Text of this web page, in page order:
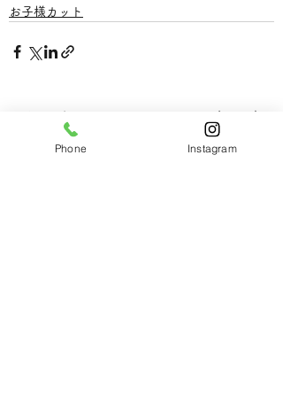
お子様カット
最新記事
Phone Instagram